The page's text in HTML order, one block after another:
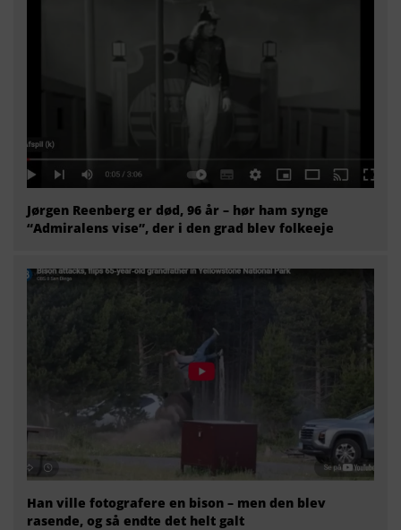
Jørgen Reenberg er død, 96 år – hør ham synge
“Admiralens vise”, der i den grad blev folkeeje
Han ville fotografere en bison – men den blev
rasende, og så endte det helt galt